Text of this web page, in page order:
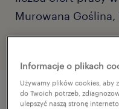
Murowana
inżynier jakości
Informacje o plikach
Używamy plików cookies, aby
do Twoich potrzeb,
ulepszyć naszą stronę